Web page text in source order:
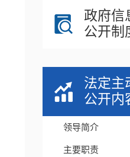
政府信
公开制
法定主
公开内
领导简介
主要职责